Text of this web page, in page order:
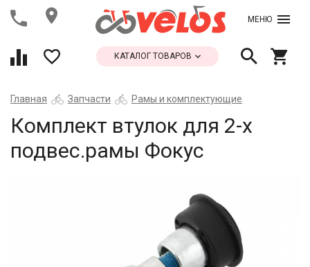
МЕНЮ
КАТАЛОГ ТОВАРОВ
Главная Запчасти Рамы и комплектующие
Комплект втулок для 2-х
подвес.рамы Фокус